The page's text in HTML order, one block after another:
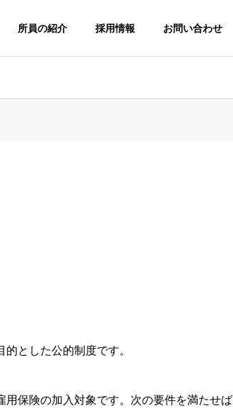
所員の紹介 採用情報 お問い合わせ
とした公的制度です。
保険の加入対象です。次の要件を満たせば